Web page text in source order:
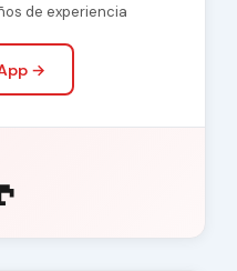
de experiencia
→